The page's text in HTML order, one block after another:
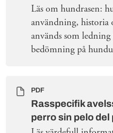
Läs om hundrasen:
användning, historia
används som
bedömning på
PDF
Rasspecifik
perro sin pelo del